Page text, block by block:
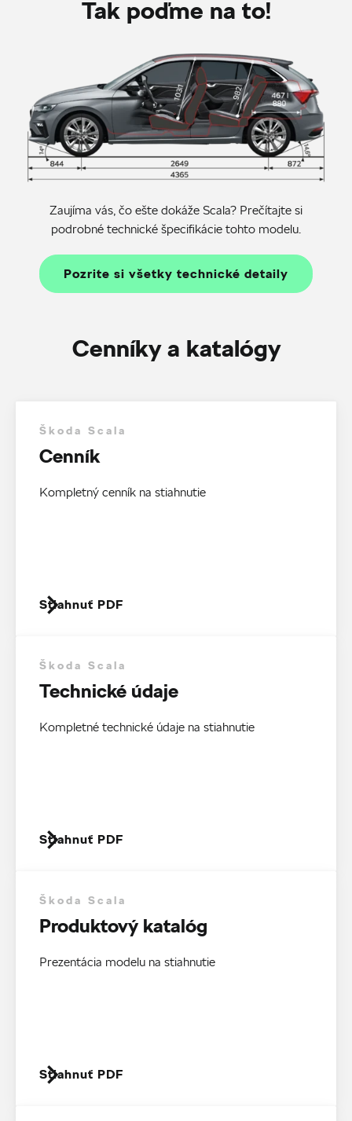
Tak poďme na to!
Zaujíma vás, čo ešte dokáže Scala? Prečítajte si
podrobné technické špecifikácie tohto modelu.
Pozrite si všetky technické detaily
Cenníky a katalógy
Škoda Scala
Cenník
Kompletný cenník na stiahnutie
Stiahnuť PDF
Škoda Scala
Technické údaje
Kompletné technické údaje na stiahnutie
Stiahnuť PDF
Škoda Scala
Produktový katalóg
Prezentácia modelu na stiahnutie
Stiahnuť PDF